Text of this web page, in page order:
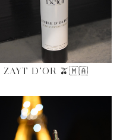
ZAYT D’OR 🫒🇲🇦